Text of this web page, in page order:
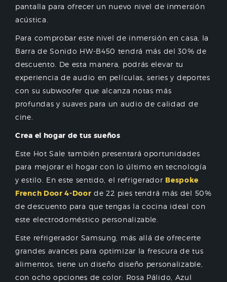
pantalla para ofrecer un nuevo nivel de inmersión
acústica.
Para comprobar este nivel de inmersión en casa, la
Barra de Sonido HW-B450 tendrá más del 30% de
descuento. De esta manera, podrás elevar tu
experiencia de audio en películas, series y deportes
con su subwoofer que alcanza notas más
profundas y suaves para un audio de calidad de
cine.
Crea el hogar de tus sueños
Este Hot Sale también presentará oportunidades
para mejorar el hogar con lo último en tecnología
y estilo. En este sentido, el refrigerador Bespoke
French Door 4-Door de 22 pies tendrá más del 50%
de descuento para que tengas la cocina ideal con
este electrodoméstico personalizable.
Este refrigerador Samsung, más allá de ofrecerte
grandes avances para optimizar la frescura de tus
alimentos, tiene un diseño diseño personalizable,
con ocho opciones de color: Rosa Pálido, Azul